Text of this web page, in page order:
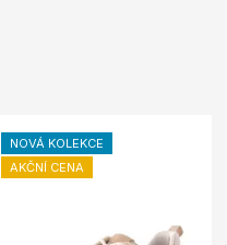
NOVÁ KOLEKCE
AKČNÍ CENA